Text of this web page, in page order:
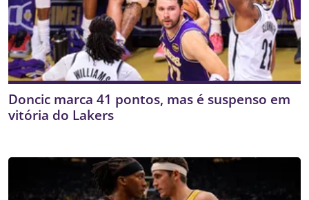
Doncic marca 41 pontos, mas é suspenso em
vitória do Lakers